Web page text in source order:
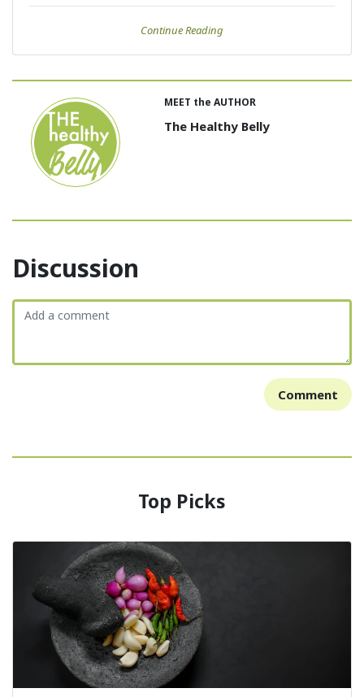
Continue Reading
MEET the AUTHOR
The Healthy Belly
Discussion
Comment
Top Picks